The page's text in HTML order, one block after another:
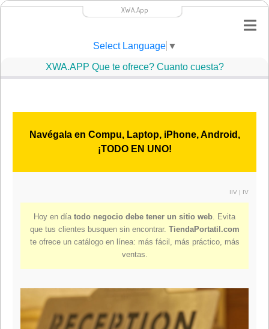
XWA.App
Select Language ▼
XWA.APP Que te ofrece? Cuanto cuesta?
Navégala en Compu, Laptop, iPhone, Android,
¡TODO EN UNO!
IIV| IV
Hoy en día todo negocio debe tener un sitio web. Evita
que tus clientes busquen sin encontrar. TiendaPortatil.com
te ofrece un catálogo en línea: más fácil, más práctico, más
ventas.